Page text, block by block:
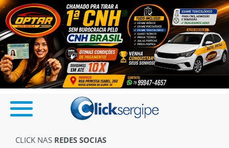
CLICK NAS REDES SOCIAS